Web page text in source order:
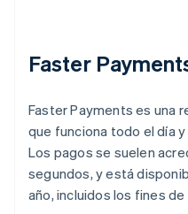
Faster
Faster Payments es una
que funciona todo el día y
Los pagos se suelen
segundos, y está
año, incluidos los fines